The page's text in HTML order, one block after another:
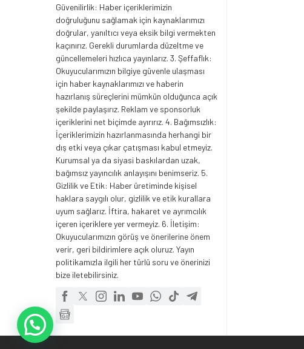
Güvenilirlik: Haber içeriklerimizin
doğruluğunu sağlamak için kaynaklarımızı
doğrular, yanıltıcı veya eksik bilgi vermekten
kaçınırız. Gerekli durumlarda düzeltme ve
güncellemeleri hızlıca yayınlarız. 3. Şeffaflık:
Okuyucularımızın bilgiye güvenle ulaşması
için haber kaynaklarımızı ve haberin
hazırlanış süreçlerini mümkün olduğunca açık
şekilde paylaşırız. Reklam ve sponsorluk
içeriklerini net biçimde ayırırız. 4. Bağımsızlık:
İçeriklerimizin hazırlanmasında herhangi bir
dış etki veya çıkar çatışması kabul etmeyiz.
Kurumsal ya da siyasi baskılardan uzak,
bağımsız yayıncılık anlayışını benimseriz. 5.
Gizlilik ve Etik: Haber üretiminde kişisel
haklara saygılı olur, gizlilik ve etik kurallara
uyum sağlarız. İftira, hakaret ve ayrımcılık
içeren içeriklere yer vermeyiz. 6. İletişim:
Okuyucularımızın görüş ve önerilerine önem
verir, geri bildirimlere açık oluruz. Yayın
politikamızla ilgili her türlü soru ve önerinizi
bize iletebilirsiniz.